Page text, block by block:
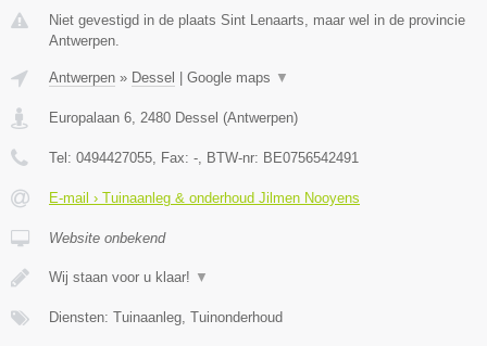
Niet gevestigd in de plaats Sint Lenaarts, maar wel in de provincie
Antwerpen.
Antwerpen » Dessel | Google maps ▼
Europalaan 6 2480 Dessel (Antwerpen)
Tel: 0494427055 , Fax: - , BTW-nr: BE0756542491
E-mail › Tuinaanleg & onderhoud Jilmen Nooyens
Website onbekend
Wij staan voor u klaar! ▼
Diensten: Tuinaanleg, Tuinonderhoud